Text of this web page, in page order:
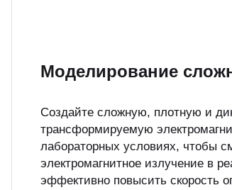
Моделирование
Создайте сложную, плотную и
трансформируемую
лабораторных условиях, чтобы
электромагнитное излучение в
эффективно повысить скорость